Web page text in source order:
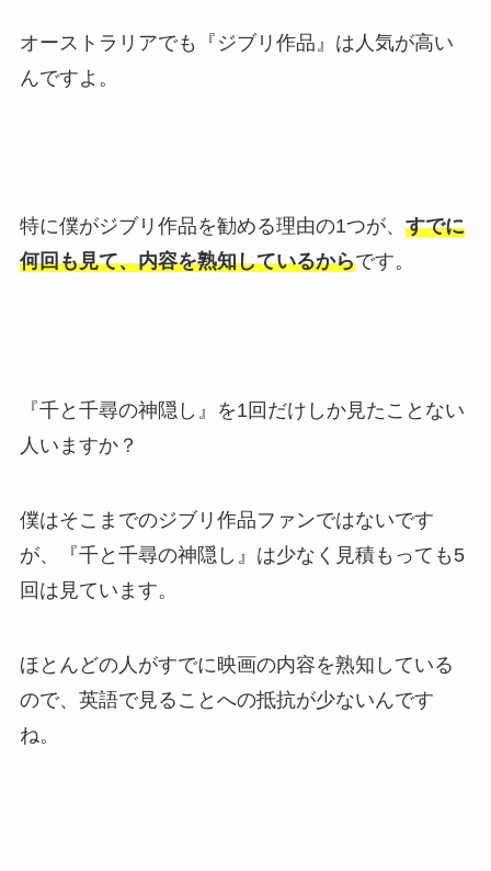
オーストラリアでも『ジブリ作品』は人気が高い
んですよ。
特に僕がジブリ作品を勧める理由の1つが、 すでに
何回も見て、内容を熟知しているからです。
『千と千尋の神隠し』を1回だけしか見たことない
人いますか？
僕はそこまでのジブリ作品ファンではないです
が、『千と千尋の神隠し』は少なく見積もっても5
回は見ています。
ほとんどの人がすでに映画の内容を熟知している
ので、英語で見ることへの抵抗が少ないんです
ね。